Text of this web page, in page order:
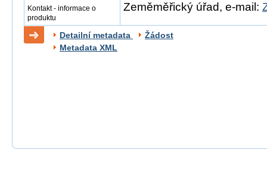
Kontakt - informace o
produktu
Zeměměřický úřad, e-mail:
Detailní metadata
Žádost
Metadata XML